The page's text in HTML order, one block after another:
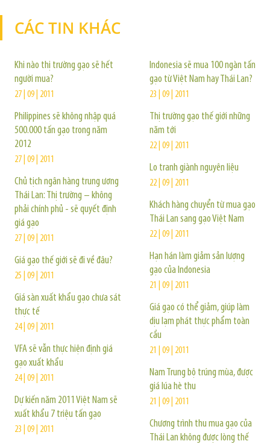
CÁC TIN KHÁC
Khi nào thị trường gạo sẽ hết
người mua?
27 | 09 | 2011
Philippines sẽ không nhập quá
500.000 tấn gạo trong năm
2012
27 | 09 | 2011
Chủ tịch ngân hàng trung ương
Thái Lan: Thị trường – không
phải chính phủ - sẽ quyết định
giá gạo
27 | 09 | 2011
Giá gạo thế giới sẽ đi về đâu?
25 | 09 | 2011
Giá sàn xuất khẩu gạo chưa sát
thực tế
24 | 09 | 2011
VFA sẽ vẫn thực hiện định giá
gạo xuất khẩu
24 | 09 | 2011
Dự kiến năm 2011 Việt Nam sẽ
xuất khẩu 7 triệu tấn gạo
23 | 09 | 2011
Indonesia sẽ mua 100 ngàn tấn
gạo từ Việt Nam hay Thái Lan?
23 | 09 | 2011
Thị trường gạo thế giới những
năm tới
22 | 09 | 2011
Lo tranh giành nguyên liệu
22 | 09 | 2011
Khách hàng chuyển từ mua gạo
Thái Lan sang gạo Việt Nam
22 | 09 | 2011
Hạn hán làm giảm sản lượng
gạo của Indonesia
21 | 09 | 2011
Giá gạo có thể giảm, giúp làm
dịu lạm phát thực phẩm toàn
cầu
21 | 09 | 2011
Nam Trung bộ trúng mùa, được
giá lúa hè thu
21 | 09 | 2011
Chương trình thu mua gạo của
Thái Lan không được lòng thế